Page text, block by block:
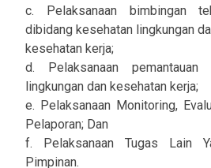
c. Pelaksanaan bimbingan
dibidang kesehatan lingkungan
kesehatan kerja;
d. Pelaksanaan pemantauan
lingkungan dan kesehatan kerja;
e. Pelaksanaan Monitoring,
Pelaporan; Dan
f. Pelaksanaan Tugas Lain
Pimpinan.